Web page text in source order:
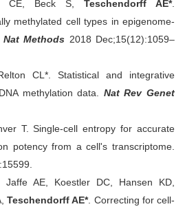
CE, Beck S, Teschendorff AE*.
methylated cell types in epigenome-
Nat Methods 2018 Dec;15(12):1059–
CL*. Statistical and integrative
methylation data. Nat Rev Genet
T. Single-cell entropy for accurate
potency from a cell's transcriptome.
AE, Koestler DC, Hansen KD,
Teschendorff AE*. Correcting for cell-